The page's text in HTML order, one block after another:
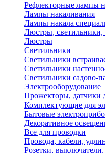
Рефлекторные лампы
Лампы накаливания
Лампы накала
Люстры, светильники,
Люстры
Светильники
Светильники
Светильники
Светильники садово-
Электрооборудование
Прожекторы, датчики
Комплектующие для
Бытовые
Декоративное
Все для проводки
Провода, кабели,
Розетки,